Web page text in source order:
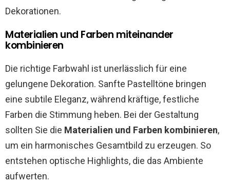
Dekorationen.
Materialien und Farben miteinander
kombinieren
Die richtige Farbwahl ist unerlässlich für eine
gelungene Dekoration. Sanfte Pastelltöne bringen
eine subtile Eleganz, während kräftige, festliche
Farben die Stimmung heben. Bei der Gestaltung
sollten Sie die Materialien und Farben kombinieren,
um ein harmonisches Gesamtbild zu erzeugen. So
entstehen optische Highlights, die das Ambiente
aufwerten.